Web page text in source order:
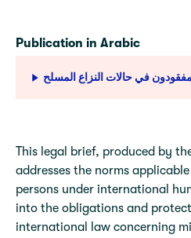
Publication in Arabic
في حالات النزاع المسلح
This legal brief, produced by
addresses the norms
persons under international
into the obligations and
international law concerning